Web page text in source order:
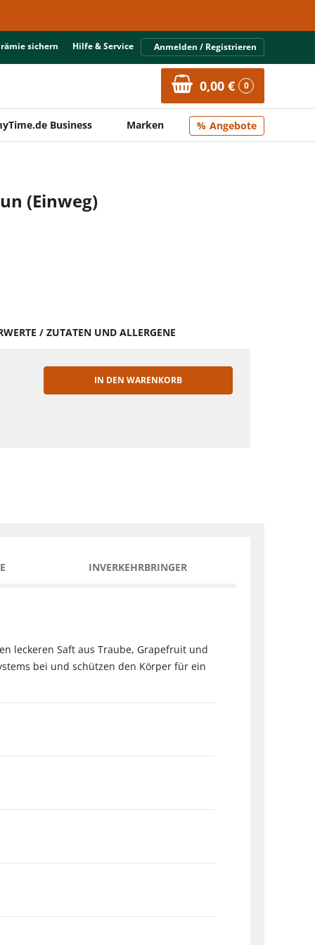
sichern Hilfe & Service Anmelden / Registrieren
0,00 € 0
Business Marken Angebote
(Einweg)
/ ZUTATEN UND ALLERGENE
IN DEN WARENKORB
INVERKEHRBRINGER
leckeren Saft aus Traube, Grapefruit und
bei und schützen den Körper für ein